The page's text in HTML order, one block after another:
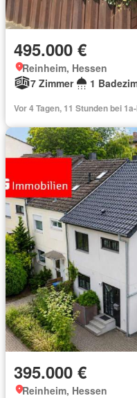
495.000 €
Reinheim, Hessen
7 Zimmer
1
Vor 4 Tagen, 11 Stunden bei
395.000 €
Reinheim, Hessen